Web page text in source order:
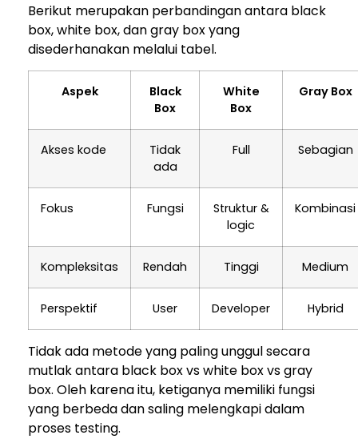
Berikut merupakan perbandingan antara black
box, white box, dan gray box yang
disederhanakan melalui tabel.
Aspek
Black
Box
White
Box
Gray Box
Akses kode
Tidak
ada
Full Sebagian
Fokus Fungsi
Struktur &
logic
Kombinasi
Kompleksitas Rendah Tinggi Medium
Perspektif User Developer Hybrid
Tidak ada metode yang paling unggul secara
mutlak antara black box vs white box vs gray
box. Oleh karena itu, ketiganya memiliki fungsi
yang berbeda dan saling melengkapi dalam
proses testing.